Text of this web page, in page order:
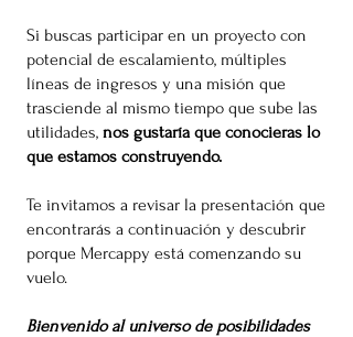
Si buscas participar en un proyecto con
potencial de escalamiento, múltiples
líneas de ingresos y una misión que
trasciende al mismo tiempo que sube las
utilidades, nos gustaría que conocieras lo
que estamos construyendo.
Te invitamos a revisar la presentación que
encontrarás a continuación y descubrir
porque Mercappy está comenzando su
vuelo.
Bienvenido al universo de posibilidades